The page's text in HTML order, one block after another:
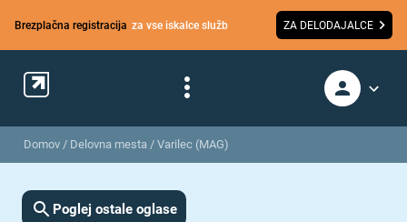
Brezplačna registracija za vse iskalce služb ZA DELODAJALCE
Domov / Delovna mesta / Varilec (MAG)
Poglej ostale oglase